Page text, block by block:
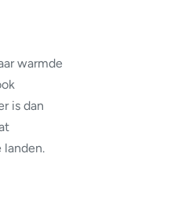
warmde
is dan
landen.